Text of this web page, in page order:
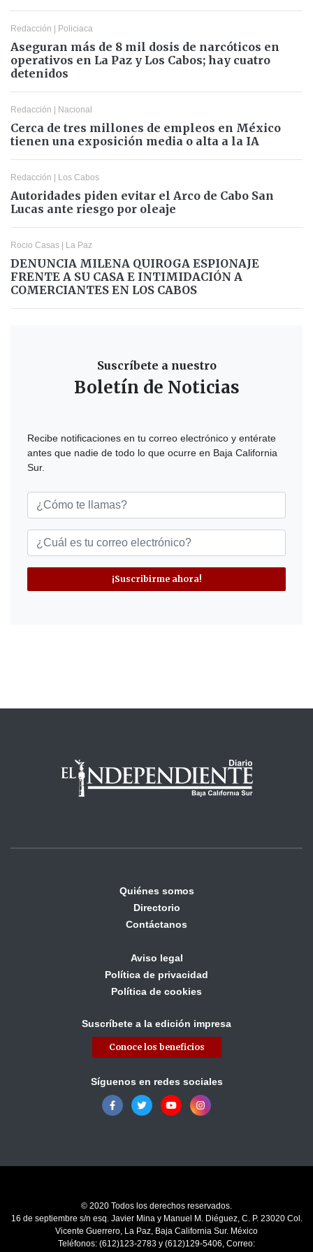
Redacción Policiaca
Aseguran más de 8 mil dosis de narcóticos en
operativos en La Paz y Los Cabos; hay cuatro
detenidos
Redacción Nacional
Cerca de tres millones de empleos en México
tienen una exposición media o alta a la IA
Redacción Los Cabos
Autoridades piden evitar el Arco de Cabo San
Lucas ante riesgo por oleaje
Rocio Casas La Paz
DENUNCIA MILENA QUIROGA ESPIONAJE
FRENTE A SU CASA E INTIMIDACIÓN A
COMERCIANTES EN LOS CABOS
Suscríbete a nuestro
Boletín de Noticias
Recibe notificaciones en tu correo electrónico y entérate
antes que nadie de todo lo que ocurre en Baja California
Sur.
¡Suscribirme ahora!
Quiénes somos
Directorio
Contáctanos
Aviso legal
Política de privacidad
Política de cookies
Suscríbete a la edición impresa
Conoce los beneficios
Síguenos en redes sociales
© 2020 Todos los derechos reservados.
16 de septiembre s/n esq. Javier Mina y Manuel M. Diéguez, C. P. 23020 Col.
Vicente Guerrero, La Paz, Baja California Sur. México
Teléfonos: (612)123-2783 y (612)129-5406, Correo: